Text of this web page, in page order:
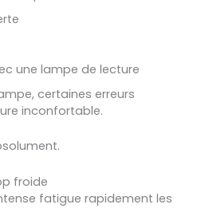
une lampe de lecture
certaines erreurs
inconfortable.
froide
fatigue rapidement les